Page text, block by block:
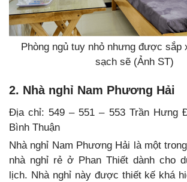
Phòng ngủ tuy nhỏ nhưng được sắp
sạch sẽ (Ảnh ST)
2. Nhà nghỉ Nam Phương Hải
Địa chỉ: 549 – 551 – 553 Trần Hưng
Bình Thuận
Nhà nghỉ Nam Phương Hải là một
nhà nghỉ rẻ ở Phan Thiết dành cho
lịch. Nhà nghỉ này được thiết kế khá